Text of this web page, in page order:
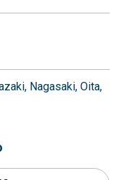
Nagasaki Oita